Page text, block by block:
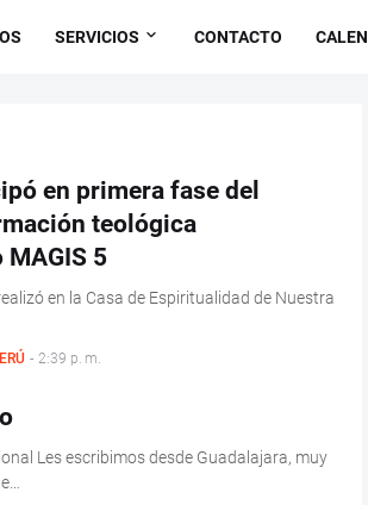
SERVICIOS CONTACTO
en primera fase del
teológica
MAGIS 5
en la Casa de Espiritualidad de Nuestra
- 2:39 p. m.
Les escribimos desde Guadalajara, muy